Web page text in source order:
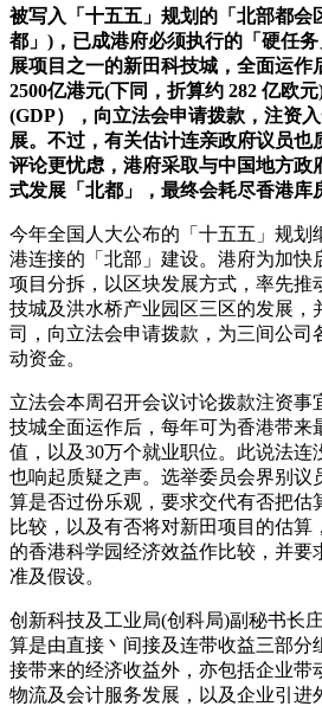
被写入「十五五」规划的「北部都会
都」)，已成港府必须执行的「硬任
展项目之一的新田科技城，全面运作
2500亿港元(下同，折算约 282 亿欧
(GDP），向立法会申请拨款，注资
展。不过，有关估计连亲政府议员也
评论更忧虑，港府采取与中国地方政
式发展「北都」，最终会耗尽香港库
今年全国人大公布的「十五五」规划
港连接的「北部」建设。港府为加快
项目分拆，以区块发展方式，率先推
技城及洪水桥产业园区三区的发展，
司，向立法会申请拨款，为三间公司
动资金。
立法会本周召开会议讨论拨款注资事
技城全面运作后，每年可为香港带来
值，以及30万个就业职位。此说法连
也响起质疑之声。选举委员会界别议
算是否过份乐观，要求交代有否把估
比较，以及有否将对新田项目的估算
的香港科学园经济效益作比较，并要
准及假设。
创新科技及工业局(创科局)副秘书长
算是由直接丶间接及连带收益三部分
接带来的经济收益外，亦包括企业带
物流及会计服务发展，以及企业引进